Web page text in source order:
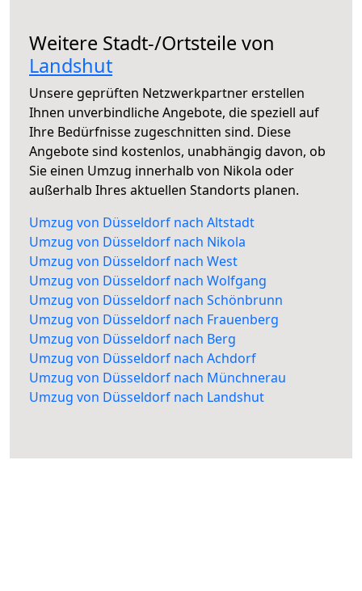
Weitere Stadt-/Ortsteile von
Landshut
Unsere geprüften Netzwerkpartner erstellen
Ihnen unverbindliche Angebote, die speziell auf
Ihre Bedürfnisse zugeschnitten sind. Diese
Angebote sind kostenlos, unabhängig davon, ob
Sie einen Umzug innerhalb von Nikola oder
außerhalb Ihres aktuellen Standorts planen.
Umzug von Düsseldorf nach Altstadt
Umzug von Düsseldorf nach Nikola
Umzug von Düsseldorf nach West
Umzug von Düsseldorf nach Wolfgang
Umzug von Düsseldorf nach Schönbrunn
Umzug von Düsseldorf nach Frauenberg
Umzug von Düsseldorf nach Berg
Umzug von Düsseldorf nach Achdorf
Umzug von Düsseldorf nach Münchnerau
Umzug von Düsseldorf nach Landshut